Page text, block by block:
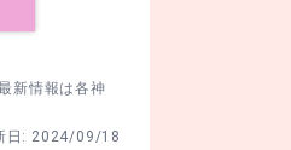
新情報は各神
日: 2024/09/18